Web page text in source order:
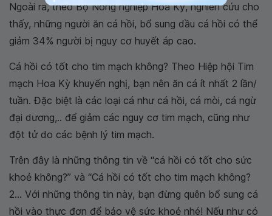
Ngoài ra, theo Bộ Nông nghiệp Hoa Kỳ, nghiên cứu cho
thấy, những người ăn cá hồi, bổ sung dầu cá hồi có thể
giảm 34% người bị nguy cơ huyết áp cao.
Cá hồi có tốt cho tim mạch không? Theo Hiệp hội Tim
mạch Hoa Kỳ khuyến nghị, bạn nên ăn cá ít nhất 2 lần/
tuần. Đặc biệt là các loại cá như cá hồi, cá mòi, cá ngừ
đại dương,.. để giảm các nguy cơ tim mạch, cũng như
đột tử do các bệnh lý tim mạch.
Trên đây là những thông tin về “cá hồi có tốt cho sức
khoẻ không?” và “Cá hồi có tốt cho tim mạch không?
2... Với những thông tin này, bạn đừng quên bổ sung cá
hồi vào thực đơn để bảo vệ sức khoẻ nhé! Nếu như có